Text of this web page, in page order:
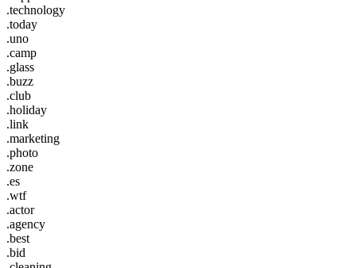
.technology
.today
.uno
.camp
.glass
.buzz
.club
.holiday
.link
.marketing
.photo
.zone
.es
.wtf
.actor
.agency
.best
.bid